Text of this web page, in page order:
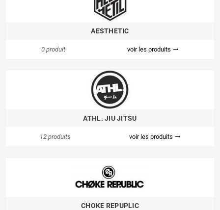
AESTHETIC
0 produit voir les produits trending_flat
ATHL. JIU JITSU
12 produits voir les produits trending_flat
CHOKE REPUPLIC